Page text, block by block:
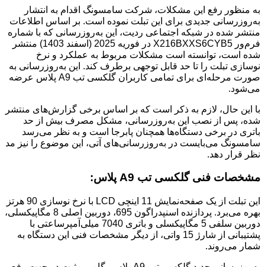
به منظور رفع این مشکلات، شرکت سامسونگ اقدام به انتشار
به‌روزرسانی جدیدی برای این تبلت نموده است. بر اساس اطلاعات
منتشر شده در شبکه اجتماعی ردیت، این به‌روزرسانی که با شماره
فرم‌ور X216BXXS6CYB5 در فوریه 2025 (اسفند 1403) منتشر
شده است، توانسته است مشکلات مربوط به عملکرد و نرخ
نوسازی تبلت را تا حد قابل توجهی برطرف کند. این به‌روزرسانی به
صورت مرحله‌ای برای تمامی کاربران گلکسی تب A9 پلاس عرضه
می‌شود.
با این حال، لازم به ذکر است که بر اساس برخی گزارش‌های منتشر
شده، پس از نصب این به‌روزرسانی، مشکل مصرف بیش از حد
باتری در برخی دستگاه‌ها همچنان پابرجا است و به نظر می‌رسد
سامسونگ می‌بایست در به‌روزرسانی‌های آتی، این موضوع را نیز مد
نظر قرار دهد.
مشخصات فنی گلکسی تب A9 پلاس:
این تبلت از یک صفحه‌نمایش 11 اینچی LCD با نرخ نوسازی 90 هرتز
بهره می‌برد. پردازنده اسنپدراگون 695، دوربین اصلی 8 مگاپیکسلی،
دوربین سلفی 5 مگاپیکسلی و باتری 7040 میلی‌آمپرساعتی با
پشتیبانی از شارژ 15 واتی، از دیگر مشخصات فنی این دستگاه به
شمار می‌روند.